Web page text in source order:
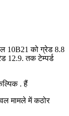
10B21 को ग्रेड 8.8
12.9. तक टेम्पर्ड
. हैं
मामले में कठोर